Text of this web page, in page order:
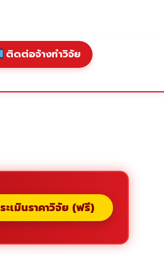
ติดต่อจ้างทำวิจัย
ะเมินราคาวิจัย (ฟรี)